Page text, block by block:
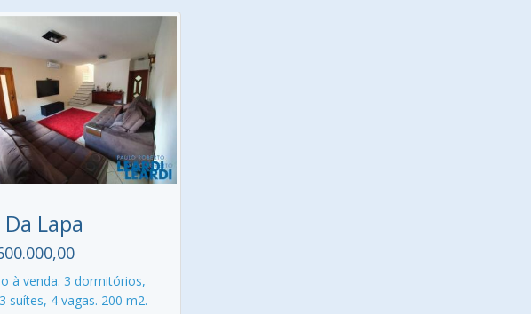
Lapa
à venda. 3 dormitórios,
suítes, 4 vagas. 200 m2.